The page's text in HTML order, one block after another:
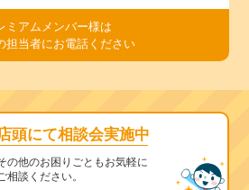
ミアムメンバー様は
担当者にお電話ください
頭にて相談会実施中
の他のお困りごともお気軽に
相談ください。